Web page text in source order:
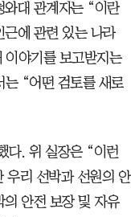
와대 관계자는 “이란
에 관련 있는 나라
이야기를 보고받지는
는 “어떤 검토를 새로
다. 위 실장은 “이런
우리 선박과 선원의 안
안전 보장 및 자유